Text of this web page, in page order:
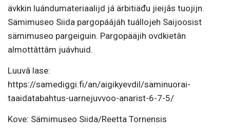
ävkkin luándumateriaalijd já ärbitiäđu jieijâs tuojijn.
Sämimuseo Siida pargopáájáh tuállojeh Saijoosist
sämimuseo pargeiguin. Pargopääjih ovdkietân
almottâttâm juávhuid.
Luuvâ lase:
https://samediggi.fi/an/aigikyevdil/saminuorai-
taaidatabahtus-uarnejuvvoo-anarist-6-7-5/
Kove: Sämimuseo Siida/Reetta Tornensis